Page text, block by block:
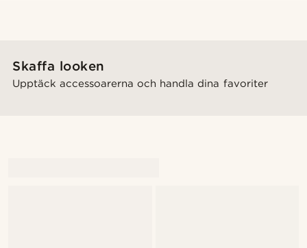
Skaffa looken
Upptäck accessoarerna och handla dina favoriter